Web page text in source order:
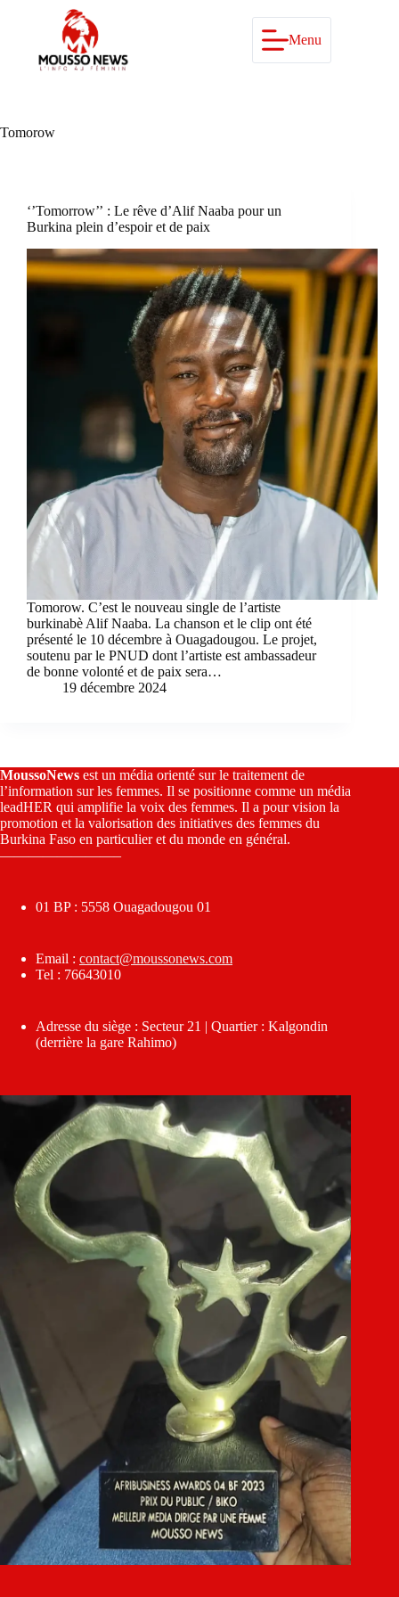
Menu
Tomorow
‘’Tomorrow’’ : Le rêve d’Alif Naaba pour un
Burkina plein d’espoir et de paix
Tomorow. C’est le nouveau single de l’artiste
burkinabè Alif Naaba. La chanson et le clip ont été
présenté le 10 décembre à Ouagadougou. Le projet,
soutenu par le PNUD dont l’artiste est ambassadeur
de bonne volonté et de paix sera…
19 décembre 2024
MoussoNews est un média orienté sur le traitement de
l’information sur les femmes. Il se positionne comme un média
leadHER qui amplifie la voix des femmes. Il a pour vision la
promotion et la valorisation des initiatives des femmes du
Burkina Faso en particulier et du monde en général.
————————–
01 BP : 5558 Ouagadougou 01
Email : contact@moussonews.com
Tel : 76643010
Adresse du siège : Secteur 21 | Quartier : Kalgondin
(derrière la gare Rahimo)